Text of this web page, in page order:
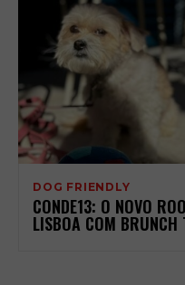
DOG FRIENDLY
CONDE13: O NOVO
LISBOA COM BRUNCH